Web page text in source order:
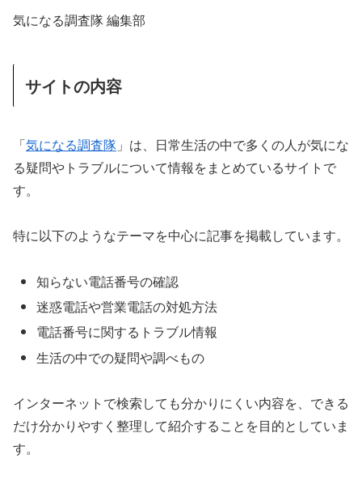
気になる調査隊 編集部
サイトの内容
「気になる調査隊 」は、日常生活の中で多くの人が気にな
る疑問やトラブルについて情報をまとめているサイトで
す。
特に以下のようなテーマを中心に記事を掲載しています。
知らない電話番号の確認
迷惑電話や営業電話の対処方法
電話番号に関するトラブル情報
生活の中での疑問や調べもの
インターネットで検索しても分かりにくい内容を、できる
だけ分かりやすく整理して紹介することを目的としていま
す。